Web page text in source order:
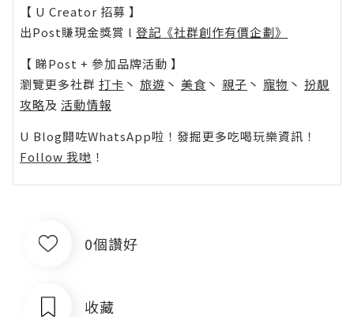
【 U Creator 招募 】
出Post賺現金獎賞 l 登記《社群創作有價企劃》
【 睇Post + 參加品牌活動 】
瀏覽更多社群 打卡 丶 旅遊 丶 美食 丶 親子 丶 寵物 丶 扮靚
攻略及 活動情報
U Blog開咗WhatsApp啦！發掘更多吃喝玩樂資訊！
Follow 我哋 ！
0個讚好
收藏